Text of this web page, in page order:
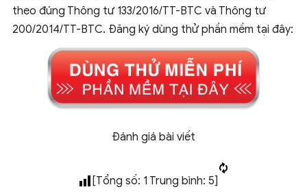
theo đúng Thông tư 133/2016/TT-BTC và Thông tư
200/2014/TT-BTC. Đăng ký dùng thử phần mềm tại đây:
Đánh giá bài viết
[Tổng số: 1 Trung bình: 5]